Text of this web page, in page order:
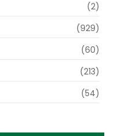
(2)
(929)
(60)
(213)
(54)